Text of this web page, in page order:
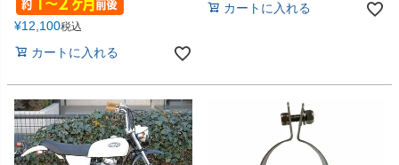
¥12,100税込
カートに入れる
カートに入れる